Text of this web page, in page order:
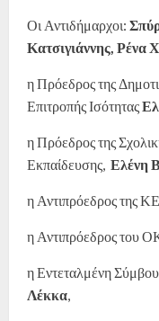
Οι Αντιδήμαρχοι:
Κατσιγιάννης, Ρένα
η Πρόεδρος της
Επιτροπής Ισότητας
η Πρόεδρος της
Εκπαίδευσης, Ελένη
η Αντιπρόεδρος της
η Αντιπρόεδρος του
η Εντεταλμένη
Λέκκα,